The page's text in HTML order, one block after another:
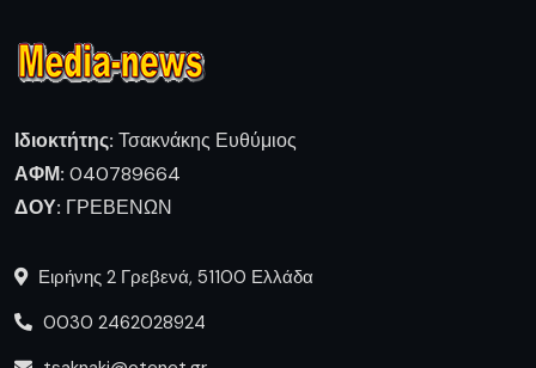
Ιδιοκτήτης: Τσακνάκης Ευθύμιος
ΑΦΜ: 040789664
ΔΟΥ: ΓΡΕΒΕΝΩΝ
Ειρήνης 2 Γρεβενά, 51100 Ελλάδα
0030 2462028924